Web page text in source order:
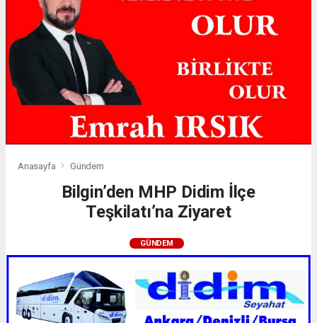
Anasayfa Gündem
Bilgin’den MHP Didim İlçe
Teşkilatı’na Ziyaret
GÜNDEM